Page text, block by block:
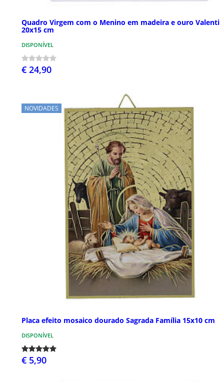
Quadro Virgem com o Menino em madeira e ouro Valenti
20x15 cm
DISPONÍVEL
€ 24,90
NOVIDADES
Placa efeito mosaico dourado Sagrada Família 15x10 cm
DISPONÍVEL
€ 5,90